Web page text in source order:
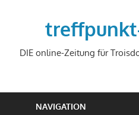
DIE online-Zeitung für
NAVIGATION